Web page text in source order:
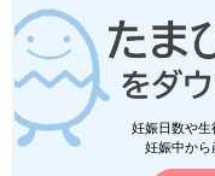
妊娠日数や
妊娠中から